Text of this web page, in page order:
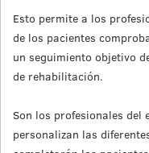
Esto permite a los
de los pacientes
un seguimiento objetivo
de rehabilitación.
Son los profesionales del
personalizan las